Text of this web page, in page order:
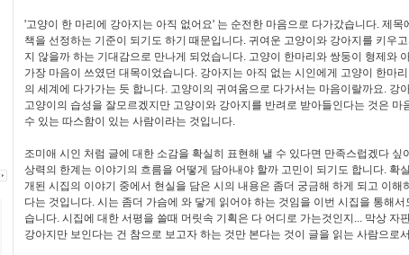
'고양이 한 마리에 강아지는 아직 없어요' 는 순전한 마음으로 다가갔습니다. 제목
책을 선정하는 기준이 되기도 하기 때문입니다. 귀여운 고양이와 강아지를 키우
지 않을까 하는 기대감으로 만나게 되었습니다. 고양이 한마리와 쌍둥이 형제와
가장 마음이 쓰였던 대목이었습니다. 강아지는 아직 없는 시인에게 고양이 한마
의 세계에 다가가는 듯 합니다. 고양이의 귀여움으로 다가서는 마음이랄까요. 강
고양이의 습성을 잘모르겠지만 고양이와 강아지를 반려로 받아들인다는 것은 마
수 있는 따스함이 있는 사람이라는 것입니다.
조미애 시인 처럼 글에 대한 소감을 확실히 표현해 낼 수 있다면 만족스럽겠다 싶
상력의 한계는 이야기의 흐름을 어떻게 담아내야 할까 고민이 되기도 합니다. 확
개된 시집의 이야기 중에서 현실을 담은 시의 내용은 좀더 궁금해 하게 되고 이해
다는 것입니다. 시는 좀더 가슴에 와 닿게 읽어야 하는 것임을 이번 시집을 통해
습니다. 시집에 대한 서평을 쓸때 머릿속 기획은 다 어디로 가는것인지 ... 막상 자
강아지만 보인다는 건 참으로 보고자 하는 것만 본다는 것이 글을 읽는 사람으로